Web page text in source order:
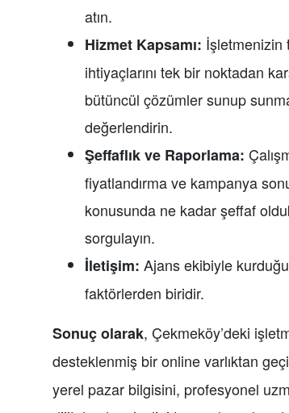
atın.
Hizmet Kapsamı: İşletmenizin
ihtiyaçlarını tek bir noktadan
bütüncül çözümler sunup
değerlendirin.
Şeffaflık ve Raporlama:
fiyatlandırma ve kampanya
konusunda ne kadar şeffaf
sorgulayın.
İletişim: Ajans ekibiyle
faktörlerden biridir.
Sonuç olarak, Çekmeköy’deki
desteklenmiş bir online varlıktan
yerel pazar bilgisini, profesyonel